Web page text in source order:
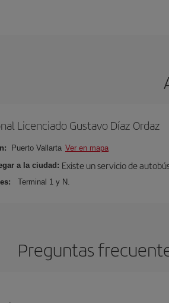
Licenciado Gustavo Díaz Ordaz
Puerto Vallarta Ver en mapa
a la ciudad: Existe un servicio de
Terminal 1 y N.
Preguntas